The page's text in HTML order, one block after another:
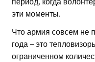
эти моменты.
Что армия совсем не
года – это
ограниченном